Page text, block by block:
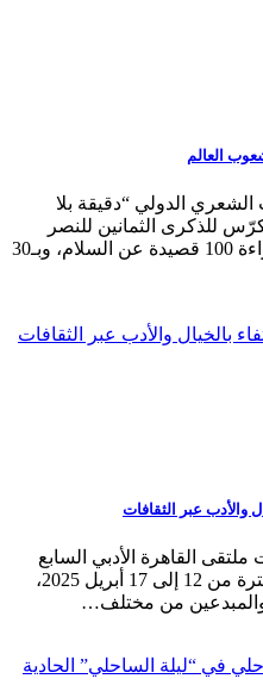
العالم
الدولي “دقيقة بلا
للذكرى الثمانين للنصر
العظيم. شارك 300 مشارك في قراءة 100 قصيدة عن السلام، وبـ30
والأدب عبر الثقافات
فعاليات ملتقى القاهرة الأدبي السابع
تحت شعار “واقعية الخيال” في الفترة من 12 إلى 17 أبريل 2025،
والمبدعين من مختلف…